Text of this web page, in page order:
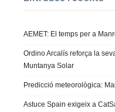
AEMET: El temps per a
Ordino Arcalís reforça la
Muntanya Solar
Predicció meteorològica:
Astuce Spain exigeix a